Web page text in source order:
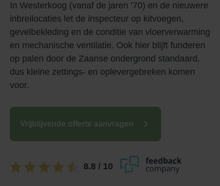
In Westerkoog (vanaf de jaren ’70) en de nieuwere
inbreilocaties let de inspecteur op kitvoegen,
gevelbekleding en de conditie van vloerverwarming
en mechanische ventilatie. Ook hier blijft funderen
op palen door de Zaanse ondergrond standaard,
dus kleine zettings- en oplevergebreken komen
voor.
Vrijblijvende offerte aanvragen
8.8 / 10